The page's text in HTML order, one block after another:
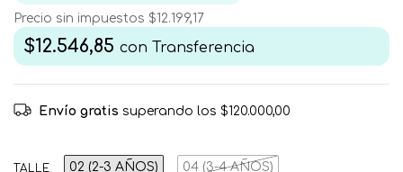
Precio sin impuestos $12.199,17
$12.546,85 con Transferencia
Envío gratis superando los $120.000,00
TALLE 02 (2-3 AÑOS) 04 (3-4 AÑOS)